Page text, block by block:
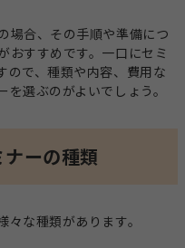
場合、その手順や準備につ
おすすめです。一口にセミ
ので、種類や内容、費用な
選ぶのがよいでしょう。
ーの種類
な種類があります。